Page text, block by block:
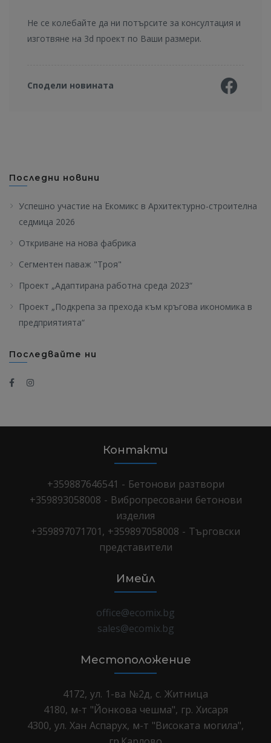
Не се колебайте да ни потърсите за консултация и
изготвяне на 3d проект по Ваши размери.
Сподели новината
Последни новини
Успешно участие на Екомикс в Архитектурно-строителна
седмица 2026
Откриване на нова фабрика
Сегментен паваж "Троя"
Проект „Адаптирана работна среда 2023“
Проект „Подкрепа за прехода към кръгова икономика в
предприятията“
Последвайте ни
Контакти
+359887646541 - Бетонови разтвори
+359893058008 - Вибропресовани бетонови
изделия
+359897071701, +359897058008 - Търговски
представители
Имейл
office@ecomix.bg
sales@ecomix.bg
Местоположение
4172, ул. 1-ва №2д, с. Житница
4180, м-т "Йонкова чешма", гр. Хисаря
4300, ул. Хан Аспарух, м-т "Високата могила",